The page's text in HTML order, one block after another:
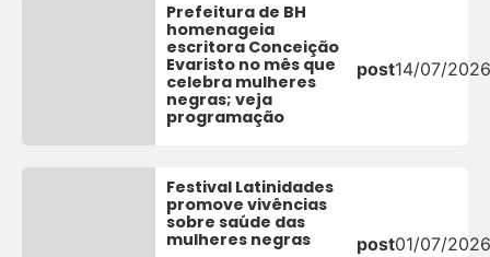
Prefeitura de BH
homenageia
escritora Conceição
Evaristo no mês que
celebra mulheres
negras; veja
programação
post14/07/2026
Festival Latinidades
promove vivências
sobre saúde das
mulheres negras
post01/07/2026